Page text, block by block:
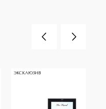
ЭКСКЛЮЗИВ